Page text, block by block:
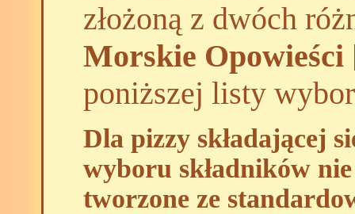
złożoną z dwóch
Morskie Opowieści
poniższej listy
Dla pizzy składającej
wyboru składników
tworzone ze